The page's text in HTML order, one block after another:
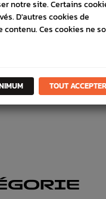
notre site. Certains
D'autres cookies de
Ces cookies ne
TOUT ACCEPTER